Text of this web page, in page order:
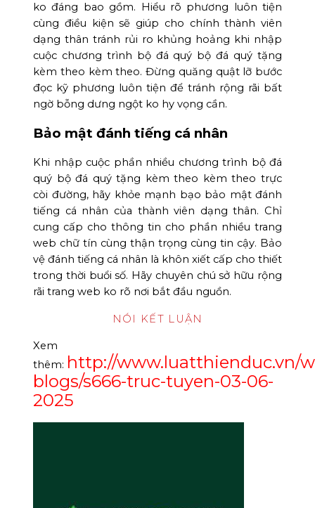
ko đáng bao gồm. Hiểu rõ phương luôn tiện
cùng điều kiện sẽ giúp cho chính thành viên
dạng thân tránh rủi ro khủng hoảng khi nhập
cuộc chương trình bộ đá quý bộ đá quý tặng
kèm theo kèm theo. Đừng quăng quật lỡ bước
đọc kỹ phương luôn tiện để tránh rộng rãi bất
ngờ bỗng dưng ngột ko hy vọng cần.
Bảo mật đánh tiếng cá nhân
Khi nhập cuộc phần nhiều chương trình bộ đá
quý bộ đá quý tặng kèm theo kèm theo trực
còi đường, hãy khỏe mạnh bạo bảo mật đánh
tiếng cá nhân của thành viên dạng thân. Chỉ
cung cấp cho thông tin cho phần nhiều trang
web chữ tín cùng thận trọng cùng tin cậy. Bảo
vệ đánh tiếng cá nhân là khôn xiết cấp cho thiết
trong thời buổi số. Hãy chuyên chú sở hữu rộng
rãi trang web ko rõ nơi bắt đầu nguồn.
NÓI KẾT LUẬN
Xem
thêm: http://www.luatthienduc.vn/
blogs/s666-truc-tuyen-03-06-
2025